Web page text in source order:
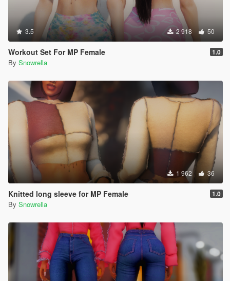
3.5 2 918 50
Workout Set For MP Female 1.0
By Snowrella
1 962 36
Knitted long sleeve for MP Female 1.0
By Snowrella